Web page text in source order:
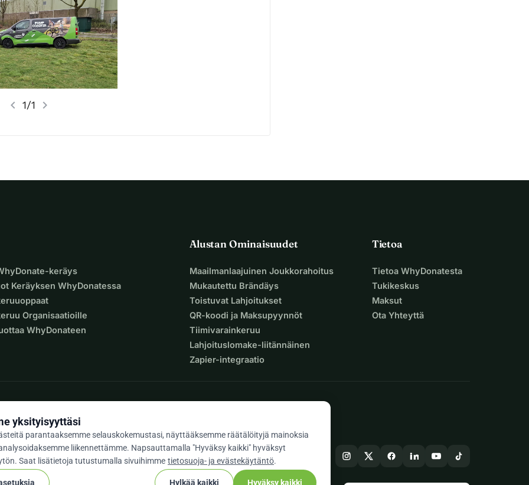
chevron_left 1/1 chevron_right
keräys
Keräyksen WhyDonatessa
Organisaatioille
WhyDonateen
Alustan Ominaisuudet
Maailmanlaajuinen Joukkorahoitus
Mukautettu Brändäys
Toistuvat Lahjoitukset
QR-koodi ja Maksupyynnöt
Tiimivarainkeruu
Lahjoituslomake-liitännäinen
Zapier-integraatio
Tietoa
Tietoa WhyDonatesta
Tukikeskus
Maksut
Ota Yhteyttä
/ 5 yli 500 arvostelun perusteella
yksityisyyttäsi
parantaaksemme selauskokemustasi, näyttääksemme räätälöityjä mainoksia
liikennettämme. Napsauttamalla "Hyväksy kaikki" hyväksyt
Saat lisätietoja tutustumalla sivuihimme tietosuoja- ja evästekäytäntö.
Hylkää kaikki Hyväksy kaikki